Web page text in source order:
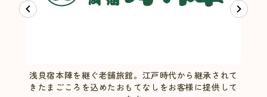
浅貝宿本陣を継ぐ老舗旅館。江戸時代から継承されて
きたまごころを込めたおもてなしをお客様に提供して